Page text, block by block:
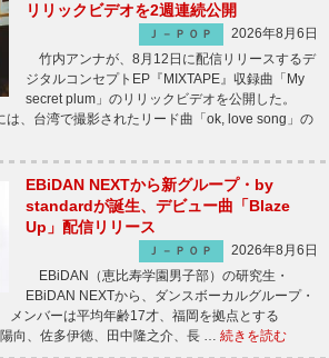
リリックビデオを2週連続公開
Ｊ－ＰＯＰ
2026年8月6日
竹内アンナが、8月12日に配信リリースするデ
ジタルコンセプトEP『MIXTAPE』収録曲「My
secret plum」のリリックビデオを公開した。
は、台湾で撮影されたリード曲「ok, love song」の
EBiDAN NEXTから新グループ・by
standardが誕生、デビュー曲「Blaze
Up」配信リリース
Ｊ－ＰＯＰ
2026年8月6日
EBiDAN（恵比寿学園男子部）の研究生・
EBiDAN NEXTから、ダンスボーカルグループ・
ンバーは平均年齢17才、福岡を拠点とする
向、佐多伊徳、田中隆之介、長 … 続きを読む